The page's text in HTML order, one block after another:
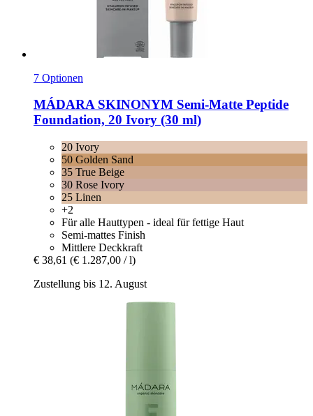
7 Optionen
MÁDARASKINONYM Semi-​Matte Peptide
Foundation, 20 Ivory (30 ml)
20 Ivory
50 Golden Sand
35 True Beige
30 Rose Ivory
25 Linen
+2
Für alle Hauttypen - ideal für fettige Haut
Semi-mattes Finish
Mittlere Deckkraft
€ 38,61 (€ 1.287,00 / l)
Zustellung bis 12. August